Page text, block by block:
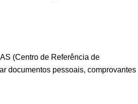
(Centro de Referência de
documentos pessoais, comprovantes